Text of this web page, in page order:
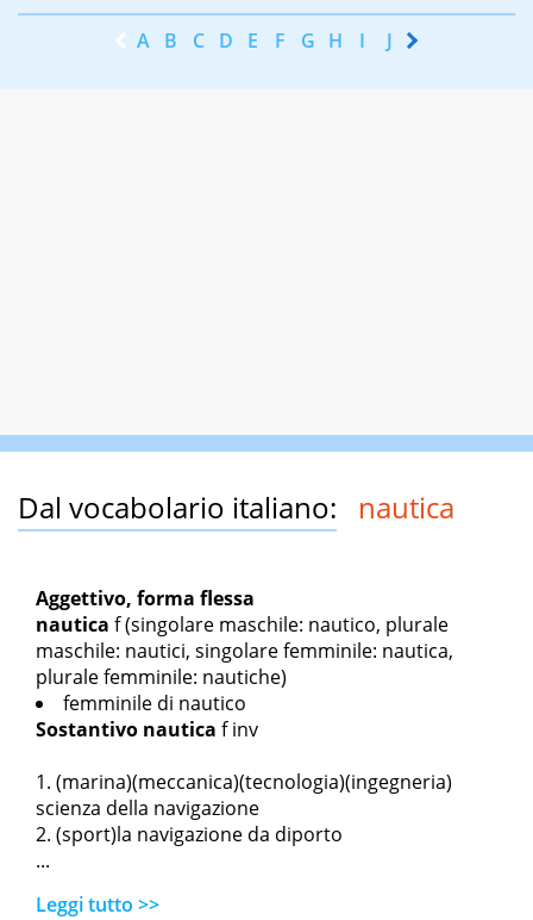
A B C D E F G H I J K
Dal vocabolario italiano: nautica
Aggettivo, forma flessa
nautica f(singolare maschile: nautico, plurale
maschile: nautici, singolare femminile: nautica,
plurale femminile: nautiche)
femminile di nautico
Sostantivo nautica f inv
(marina)(meccanica)(tecnologia)(ingegneria)
scienza della navigazione
(sport)la navigazione da diporto
...
Leggi tutto >>